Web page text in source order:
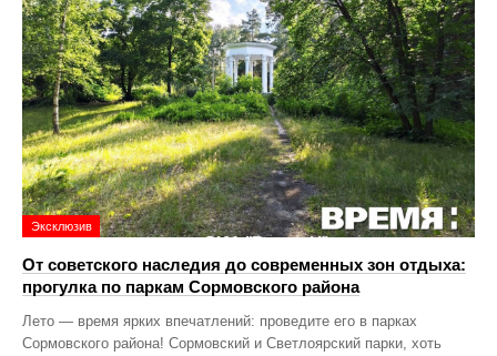
Эксклюзив
От советского наследия до современных зон отдыха:
прогулка по паркам Сормовского района
Лето — время ярких впечатлений: проведите его в парках
Сормовского района! Сормовский и Светлоярский парки, хоть